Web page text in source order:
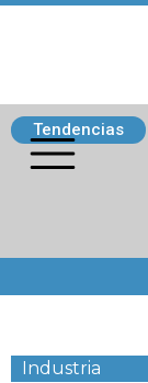
Tendencias
Industria